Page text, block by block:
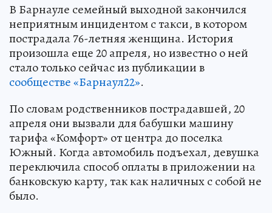
В Барнауле семейный выходной закончился
неприятным инцидентом с такси, в котором
пострадала 76-летняя женщина. История
произошла еще 20 апреля, но известно о ней
стало только сейчас из публикации в
сообществе «Барнаул22».
По словам родственников пострадавшей, 20
апреля они вызвали для бабушки машину
тарифа «Комфорт» от центра до поселка
Южный. Когда автомобиль подъехал, девушка
переключила способ оплаты в приложении на
банковскую карту, так как наличных с собой не
было.